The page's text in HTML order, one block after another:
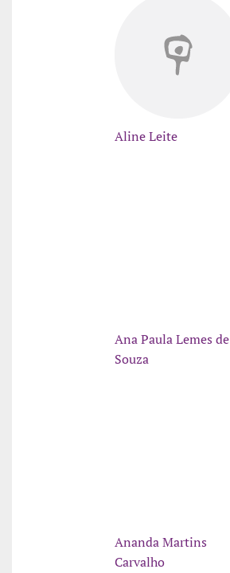
Aline Leite
Ana Paula Lemes de
Souza
Ananda Martins
Carvalho